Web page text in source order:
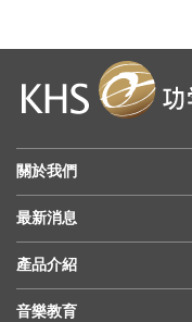
關於我們
最新消息
產品介紹
音樂教育